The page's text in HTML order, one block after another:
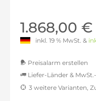
1.868,00 €
inkl. 19 % MwSt. &
Preisalarm erstellen
Liefer-Länder &
3 weitere Varianten,